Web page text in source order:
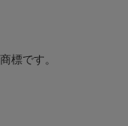
標です。